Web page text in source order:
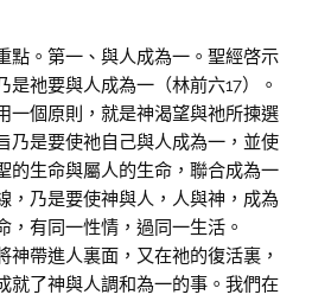
。第一、與人成為一。聖經啓示
祂要與人成為一（林前六17）。
一個原則，就是神渴望與祂所揀選
乃是要使祂自己與人成為一，並使
的生命與屬人的生命，聯合成為一
，乃是要使神與人，人與神，成為
，有同一性情，過同一生活。
帶進人裏面，又在祂的復活裏，
就了神與人調和為一的事。我們在